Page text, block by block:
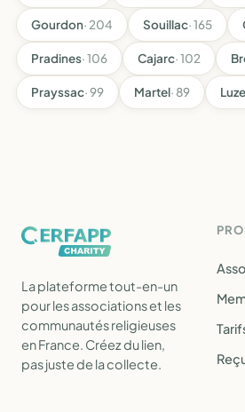
Gourdon· 204 Souillac· 165
Pradines· 106 Cajarc· 102
Prayssac· 99 Martel· 89
La plateforme tout-en-un
pour les associations et les
communautés religieuses
en France. Créez du lien,
pas juste de la collecte.